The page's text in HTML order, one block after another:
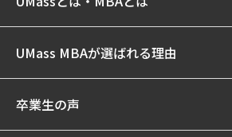
UMass MBAが選ばれる理由
卒業生の声